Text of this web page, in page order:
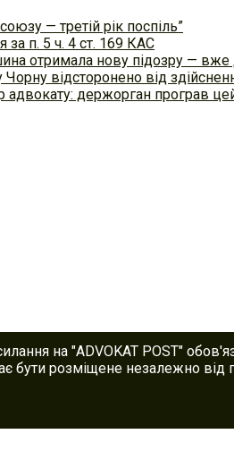
— третій рік поспіль”
за п. 5 ч. 4 ст. 169 КАС
отримала нову підозру —
відсторонено від
держорган програв
на "ADVOKAT POST"
розміщене незалежно від